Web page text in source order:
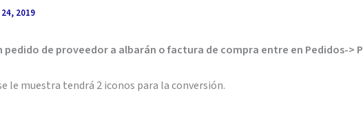
2019
pedido de proveedor a albarán o factura de compra entre en Pedidos->
le muestra tendrá 2 iconos para la conversión.